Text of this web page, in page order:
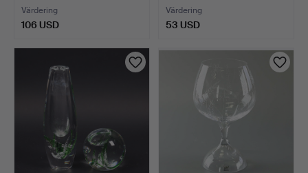
Värdering
106 USD
Värdering
53 USD